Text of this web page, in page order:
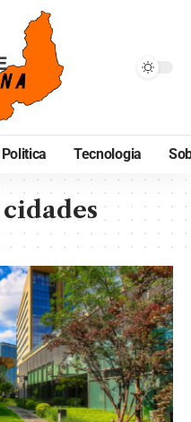
Politica Tecnologia